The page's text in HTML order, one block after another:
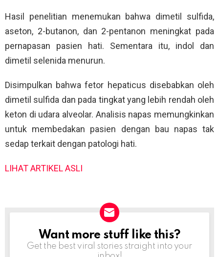
Hasil penelitian menemukan bahwa dimetil sulfida,
aseton, 2-butanon, dan 2-pentanon meningkat pada
pernapasan pasien hati. Sementara itu, indol dan
dimetil selenida menurun.
Disimpulkan bahwa fetor hepaticus disebabkan oleh
dimetil sulfida dan pada tingkat yang lebih rendah oleh
keton di udara alveolar. Analisis napas memungkinkan
untuk membedakan pasien dengan bau napas tak
sedap terkait dengan patologi hati.
LIHAT ARTIKEL ASLI
NEWSLETTER
Want more stuff like this?
Get the best viral stories straight into your